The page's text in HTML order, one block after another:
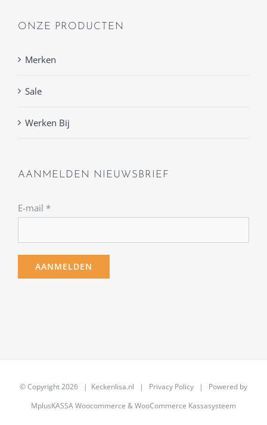
ONZE PRODUCTEN
Merken
Sale
Werken Bij
AANMELDEN NIEUWSBRIEF
E-mail *
© Copyright2026 | Keckenlisa.nl | Privacy Policy | Powered by
MplusKASSA Woocommerce &WooCommerce Kassasysteem